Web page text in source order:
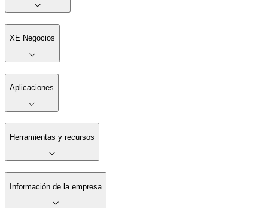
XE Negocios
Aplicaciones
Herramientas y recursos
Información de la empresa